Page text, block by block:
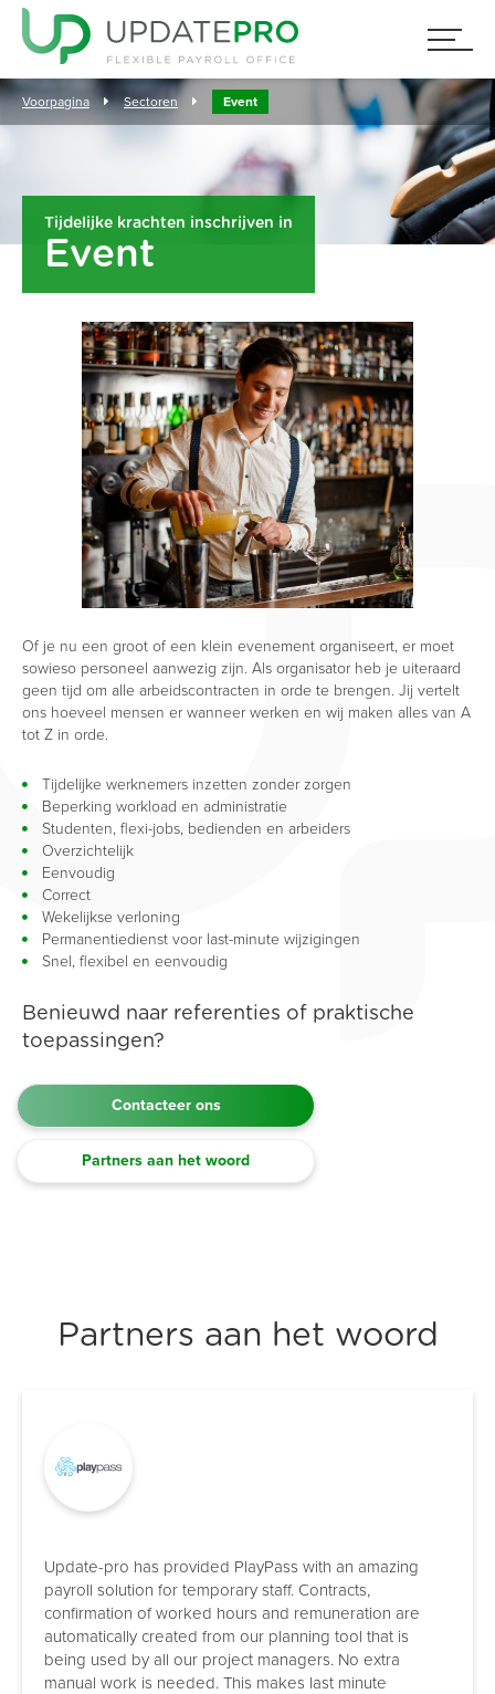
Voorpagina Sectoren Event
Tijdelijke krachten inschrijven in
Event
Of je nu een groot of een klein evenement organiseert, er moet
sowieso personeel aanwezig zijn. Als organisator heb je uiteraard
geen tijd om alle arbeidscontracten in orde te brengen. Jij vertelt
ons hoeveel mensen er wanneer werken en wij maken alles van A
tot Z in orde.
Tijdelijke werknemers inzetten zonder zorgen
Beperking workload en administratie
Studenten, flexi-jobs, bedienden en arbeiders
Overzichtelijk
Eenvoudig
Correct
Wekelijkse verloning
Permanentiedienst voor last-minute wijzigingen
Snel, flexibel en eenvoudig
Benieuwd naar referenties of praktische
toepassingen?
Contacteer ons
Partners aan het woord
Partners aan het woord
Update-pro has provided PlayPass with an amazing
payroll solution for temporary staff. Contracts,
confirmation of worked hours and remuneration are
automatically created from our planning tool that is
being used by all our project managers. No extra
manual work is needed. This makes last minute